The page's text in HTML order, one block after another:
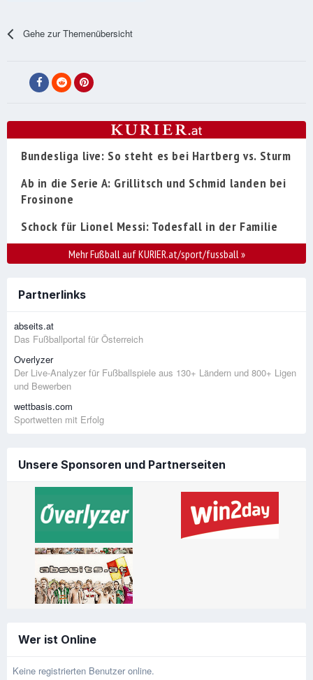
Gehe zur Themenübersicht
Bundesliga live: So steht es bei Hartberg vs. Sturm
Ab in die Serie A: Grillitsch und Schmid landen bei
Frosinone
Schock für Lionel Messi: Todesfall in der Familie
Mehr Fußball auf KURIER.at/sport/fussball»
Partnerlinks
abseits.at
Das Fußballportal für Österreich
Overlyzer
Der Live-Analyzer für Fußballspiele aus 130+ Ländern und 800+ Ligen
und Bewerben
wettbasis.com
Sportwetten mit Erfolg
Unsere Sponsoren und Partnerseiten
Wer ist Online
Keine registrierten Benutzer online.